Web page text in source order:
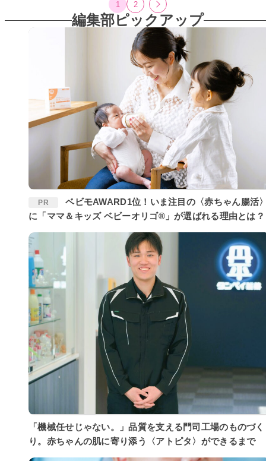
1 2
編集部ピックアップ
PR
ベビモAWARD1位！いま注目の〈赤ちゃん腸活〉
に「ママ＆キッズ ベビーオリゴ®」が選ばれる理由とは？
「機械任せじゃない。」品質を支える門司工場のものづく
り。赤ちゃんの肌に寄り添う〈アトピタ〉ができるまで